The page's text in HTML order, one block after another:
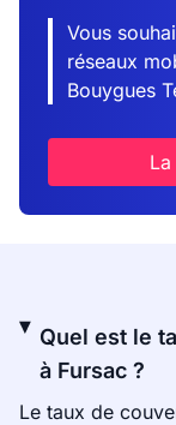
Vous
réseaux
Bouygues
Quel est le
à Fursac ?
Le taux de